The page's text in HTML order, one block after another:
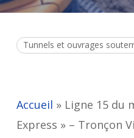
Tunnels et ouvrages
Accueil » Ligne 15 du
Express » – Tronçon